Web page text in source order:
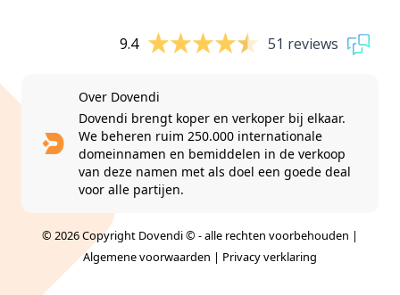
9.4 51 reviews
Over Dovendi
Dovendi brengt koper en verkoper bij elkaar.
We beheren ruim 250.000 internationale
domeinnamen en bemiddelen in de verkoop
van deze namen met als doel een goede deal
voor alle partijen.
© 2026 Copyright Dovendi © - alle rechten voorbehouden |
Algemene voorwaarden | Privacy verklaring